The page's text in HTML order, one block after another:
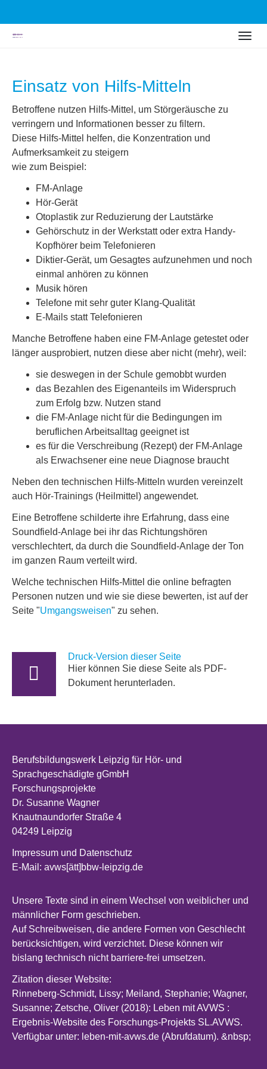
Einsatz von Hilfs-Mitteln
Betroffene nutzen Hilfs-Mittel, um Störgeräusche zu
verringern und Informationen besser zu filtern.
Diese Hilfs-Mittel helfen, die Konzentration und
Aufmerksamkeit zu steigern
wie zum Beispiel:
FM-Anlage
Hör-Gerät
Otoplastik zur Reduzierung der Lautstärke
Gehörschutz in der Werkstatt oder extra Handy-
Kopfhörer beim Telefonieren
Diktier-Gerät, um Gesagtes aufzunehmen und noch
einmal anhören zu können
Musik hören
Telefone mit sehr guter Klang-Qualität
E-Mails statt Telefonieren
Manche Betroffene haben eine FM-Anlage getestet oder
länger ausprobiert, nutzen diese aber nicht (mehr), weil:
sie deswegen in der Schule gemobbt wurden
das Bezahlen des Eigenanteils im Widerspruch
zum Erfolg bzw. Nutzen stand
die FM-Anlage nicht für die Bedingungen im
beruflichen Arbeitsalltag geeignet ist
es für die Verschreibung (Rezept) der FM-Anlage
als Erwachsener eine neue Diagnose braucht
Neben den technischen Hilfs-Mitteln wurden vereinzelt
auch Hör-Trainings (Heilmittel) angewendet.
Eine Betroffene schilderte ihre Erfahrung, dass eine
Soundfield-Anlage bei ihr das Richtungshören
verschlechtert, da durch die Soundfield-Anlage der Ton
im ganzen Raum verteilt wird.
Welche technischen Hilfs-Mittel die online befragten
Personen nutzen und wie sie diese bewerten, ist auf der
Seite "Umgangsweisen" zu sehen.
Druck-Version dieser Seite
Hier können Sie diese Seite als PDF-
Dokument herunterladen.
Berufsbildungswerk Leipzig für Hör- und
Sprachgeschädigte gGmbH
Forschungsprojekte
Dr. Susanne Wagner
Knautnaundorfer Straße 4
04249 Leipzig
Impressum und Datenschutz
E-Mail: avws[ätt]bbw-leipzig.de
Unsere Texte sind in einem Wechsel von weiblicher und
männlicher Form geschrieben.
Auf Schreibweisen, die andere Formen von Geschlecht
berücksichtigen, wird verzichtet. Diese können wir
bislang technisch nicht barriere-frei umsetzen.
Zitation dieser Website:
Rinneberg-Schmidt, Lissy; Meiland, Stephanie; Wagner,
Susanne; Zetsche, Oliver (2018): Leben mit AVWS :
Ergebnis-Website des Forschungs-Projekts SL.AVWS.
Verfügbar unter: leben-mit-avws.de (Abrufdatum). &nbsp;